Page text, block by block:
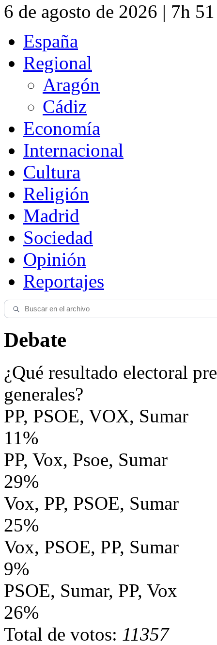
6 de agosto de 2026 | 7h
España
Regional
Aragón
Cádiz
Economía
Internacional
Cultura
Religión
Madrid
Sociedad
Opinión
Reportajes
Debate
¿Qué resultado electoral
generales?
PP, PSOE, VOX, Sumar
11%
PP, Vox, Psoe, Sumar
29%
Vox, PP, PSOE, Sumar
25%
Vox, PSOE, PP, Sumar
9%
PSOE, Sumar, PP, Vox
26%
Total de votos: 11357